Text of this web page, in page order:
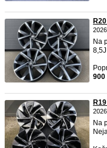
Na
900
Na